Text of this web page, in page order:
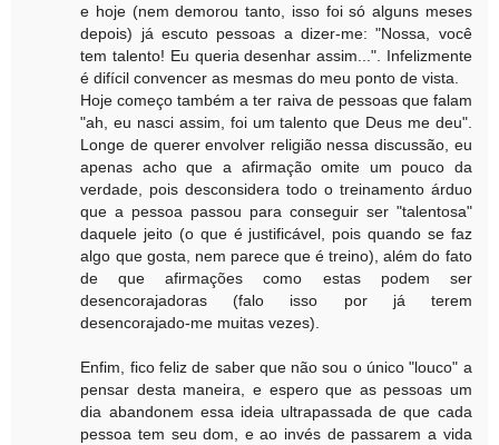
e hoje (nem demorou tanto, isso foi só alguns meses
depois) já escuto pessoas a dizer-me: "Nossa, você
tem talento! Eu queria desenhar assim...". Infelizmente
é difícil convencer as mesmas do meu ponto de vista.
Hoje começo também a ter raiva de pessoas que falam
"ah, eu nasci assim, foi um talento que Deus me deu".
Longe de querer envolver religião nessa discussão, eu
apenas acho que a afirmação omite um pouco da
verdade, pois desconsidera todo o treinamento árduo
que a pessoa passou para conseguir ser "talentosa"
daquele jeito (o que é justificável, pois quando se faz
algo que gosta, nem parece que é treino), além do fato
de que afirmações como estas podem ser
desencorajadoras (falo isso por já terem
desencorajado-me muitas vezes).
Enfim, fico feliz de saber que não sou o único "louco" a
pensar desta maneira, e espero que as pessoas um
dia abandonem essa ideia ultrapassada de que cada
pessoa tem seu dom, e ao invés de passarem a vida